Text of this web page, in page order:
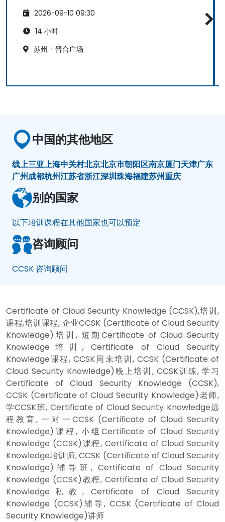
2026-09-10 09:30
14 小时
苏州 - 晋合广场
中国的其他地区
线上三亚上海中关村北京北京市朝阳区南京厦门天津广东
广州成都杭州江苏省浙江深圳珠海福建苏州重庆
别的国家
以下培训课程在其他国家也可以预定
咨询顾问
CCSK 咨询顾问
Certificate of Cloud Security Knowledge (CCSK),培训,
课程,培训课程, 企业CCSK (Certificate of Cloud Security
Knowledge)培训, 短期Certificate of Cloud Security
Knowledge培训, Certificate of Cloud Security
Knowledge课程, CCSK周末培训, CCSK (Certificate of
Cloud Security Knowledge)晚上培训, CCSK训练, 学习
Certificate of Cloud Security Knowledge (CCSK),
CCSK (Certificate of Cloud Security Knowledge)老师,
学CCSK班, Certificate of Cloud Security Knowledge远
程教育, 一对一CCSK (Certificate of Cloud Security
Knowledge)课程, 小组Certificate of Cloud Security
Knowledge (CCSK)课程, Certificate of Cloud Security
Knowledge培训师, CCSK (Certificate of Cloud Security
Knowledge)辅导班, Certificate of Cloud Security
Knowledge (CCSK)教程, Certificate of Cloud Security
Knowledge私教, Certificate of Cloud Security
Knowledge (CCSK)辅导, CCSK (Certificate of Cloud
Security Knowledge)讲师